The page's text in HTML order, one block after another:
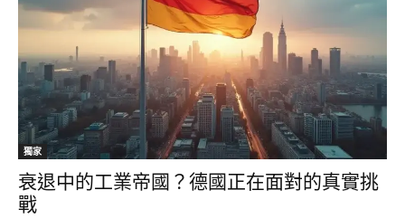
獨家
衰退中的工業帝國？德國正在面對的真實挑
戰